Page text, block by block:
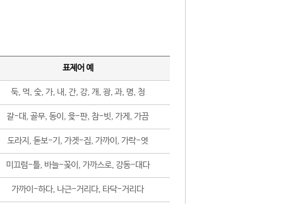
표제어 예
둑, 먹, 숯, 가, 내, 간, 강, 개, 광, 과, 명, 청
갈-대, 골무, 동이, 윷-판, 참-빗, 가게, 가끔
도라지, 돋보-기, 가겟-집, 가까이, 가락-엿
미끄럼-틀, 바늘-꽂이, 가까스로, 강동-대다
가까이-하다, 나근-거리다, 타닥-거리다